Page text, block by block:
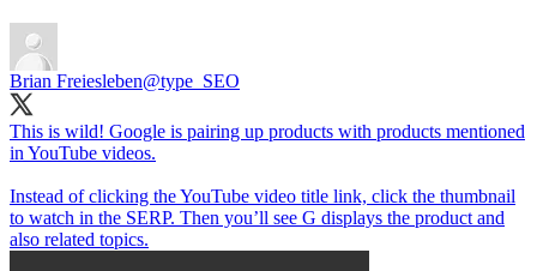
Brian Freiesleben@type_SEO
This is wild! Google is pairing up products with products mentioned
in YouTube videos.
Instead of clicking the YouTube video title link, click the thumbnail
to watch in the SERP. Then you’ll see G displays the product and
also related topics.